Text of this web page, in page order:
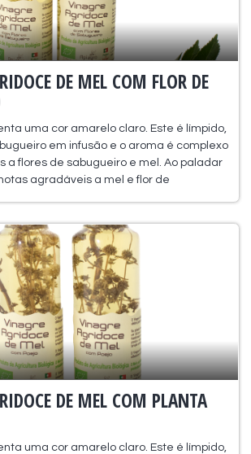
DE MEL COM FLOR DE
uma cor amarelo claro. Este é límpido,
em infusão e o aroma é complexo
a flores de sabugueiro e mel. Ao paladar
agradáveis a mel e flor de
DE MEL COM PLANTA
uma cor amarelo claro. Este é límpido,